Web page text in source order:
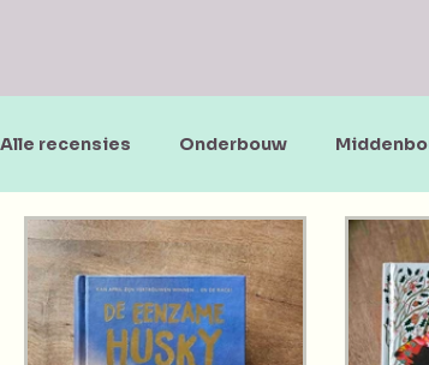
Alle recensies Onderbouw
Doe-en zoekboeken Baby's en